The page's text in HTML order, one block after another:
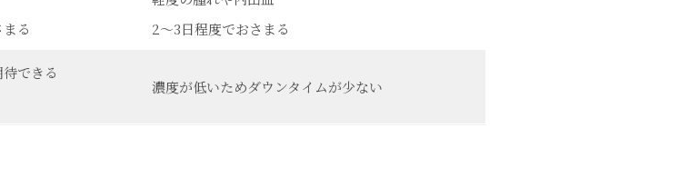
る
2〜3日程度でおさまる
できる
濃度が低いためダウンタイムが少ない